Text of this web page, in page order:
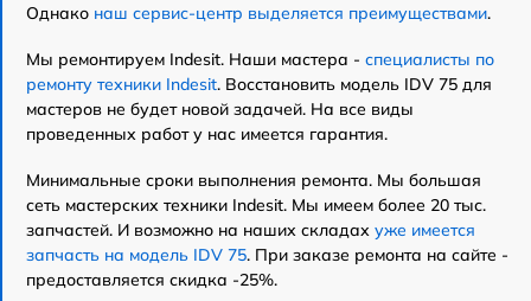
Однако наш сервис-центр выделяется преимуществами.
Мы ремонтируем Indesit. Наши мастера - специалисты по
ремонту техники Indesit. Восстановить модель IDV 75 для
мастеров не будет новой задачей. На все виды
проведенных работ у нас имеется гарантия.
Минимальные сроки выполнения ремонта. Мы большая
сеть мастерских техники Indesit. Мы имеем более 20 тыс.
запчастей. И возможно на наших складах уже имеется
запчасть на модель IDV 75. При заказе ремонта на сайте -
предоставляется скидка -25%.